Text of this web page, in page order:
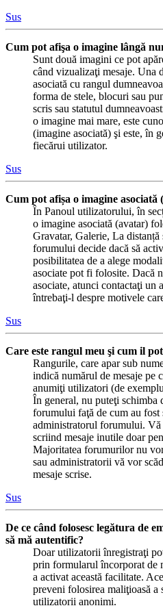
Sus
Cum pot afişa o imagine lângă
Sunt două imagini ce pot
când vizualizaţi mesaje. Una
asociată cu rangul
forma de stele, blocuri sau
scris sau statutul
o imagine mai mare, este
(imagine asociată) şi este, în
fiecărui utilizator.
Sus
Cum pot afișa o imagine asociată
În Panoul utilizatorului, în
o imagine asociată (avatar)
Gravatar, Galerie, La
forumului decide dacă să
posibilitatea de a alege
asociate pot fi folosite. Dacă
asociate, atunci contactaţi un
întrebaţi-l despre motivele
Sus
Care este rangul meu şi cum il
Rangurile, care apar sub
indică numărul de mesaje pe
anumiţi utilizatori (de
În general, nu puteţi schimba
forumului faţă de cum au fost
administratorul forumului. Vă
scriind mesaje inutile doar
Majoritatea forumurilor nu
sau administratorii vă vor
mesaje scrise.
Sus
De ce când folosesc legătura de
să mă autentific?
Doar utilizatorii înregistraţi
prin formularul încorporat de
a activat această facilitate.
preveni folosirea maliţioasă a
utilizatorii anonimi.